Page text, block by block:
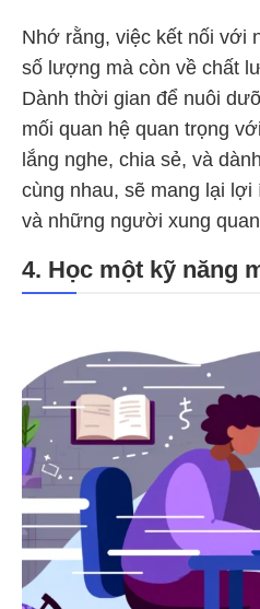
Nhớ rằng, việc kết nối với
số lượng mà còn về chất
Dành thời gian để nuôi
mối quan hệ quan trọng
lắng nghe, chia sẻ, và
cùng nhau, sẽ mang lại lợi
và những người xung
4. Học một kỹ năng